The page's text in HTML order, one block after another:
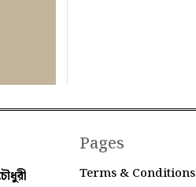
Pages
Terms & Conditions